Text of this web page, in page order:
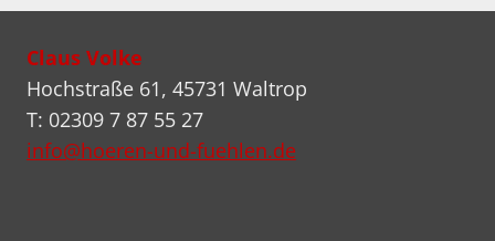
Claus Volke
Hochstraße 61, 45731 Waltrop
T: 02309 7 87 55 27
info@hoeren-und-fuehlen.de